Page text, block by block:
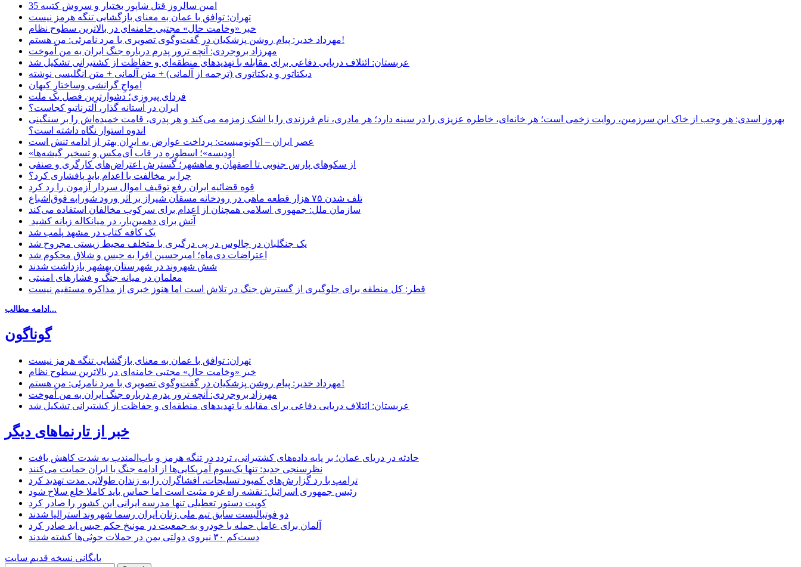
35 امین سالروز قتل شاپور بختیار و سروش کتیبه
تهران: توافق با عمان به معنای بازگشایی تنگه هرمز نیست
خبر «وخامت حال» مجتبی خامنه‌ای در بالاترین سطوح نظام
مهرداد خدیر: پیام روشن پزشکیان در گفت‌و‌گوی تصویری با مرد نامرئی: من هستم!
مهرزاد بروجردی: آنچه ترور پدرم درباره جنگ ایران به من آموخت
عربستان: ائتلاف دریایی دفاعی برای مقابله با تهدیدهای منطقه‌ای و حفاظت از کشتیرانی تشکیل شد
دیکتاتور و دیکتاتوری (ترجمه از آلمانی) + متن آلمانی + متن انگلیسی نوشته
‌امواجِ گرانشی وساختارِ کیهان
فردای پیروزی؛ دشوارترین فصل یک ملت
ایران در آستانه گذار، آلترناتیو کجاست؟
بهروز اسدی: هر وجب از خاک‌ این سرزمین، روایت زخمی است؛ هر خانه‌ای، خاطره عزیزی را در سینه دارد؛ هر مادری، نام فرزندی را با اشک زمزمه می‌کند و هر پدری، قامت خمیده‌اش را بر سنگینی
اندوه استوار نگاه داشته است؟
عصر ایران – اکونومیست: پرداخت عوارض به ایران بهتر از ادامه تنش است
«اودیسه»؛ اسطوره در قاب آی‌مکس و تسخیر گیشه‌ها
از سکوهای پارس جنوبی تا اصفهان و ماهشهر؛ گسترش اعتراض‌های کارگری و صنفی
چرا بر مخالفت با اعدام باید پافشاری کرد؟
قوه قضائیه ایران رفع توقیف اموال سردار آزمون را رد کرد
تلف شدن ۷۵ هزار قطعه ماهی در رودخانه مسقان شیراز بر اثر ورود شورابه فوق‌اشباع
سازمان ملل: جمهوری اسلامی همچنان از اعدام برای سرکوب مخالفان استفاده می‌کند
آتش برای دهمین‌بار، در میانکاله زبانه کشید
یک کافه کتاب در مشهد پلمب شد
یک جنگلبان در چالوس در پی درگیری با متخلف محیط زیستی مجروح شد
اعتراضات دی‌ماه؛ امیرحسین افرا به حبس و شلاق محکوم شد
شش شهروند در شهرستان بهشهر بازداشت شدند
معلمان در میانه جنگ و فشارهای امنیتی
قطر: کل منطقه برای جلوگیری از گسترش جنگ در تلاش است اما هنوز خبری از مذاکره مستقیم نیست
ادامه مطالب...
گوناگون
تهران: توافق با عمان به معنای بازگشایی تنگه هرمز نیست
خبر «وخامت حال» مجتبی خامنه‌ای در بالاترین سطوح نظام
مهرداد خدیر: پیام روشن پزشکیان در گفت‌و‌گوی تصویری با مرد نامرئی: من هستم!
مهرزاد بروجردی: آنچه ترور پدرم درباره جنگ ایران به من آموخت
عربستان: ائتلاف دریایی دفاعی برای مقابله با تهدیدهای منطقه‌ای و حفاظت از کشتیرانی تشکیل شد
خبر از تارنماهای دیگر
حادثه در دریای عمان؛ بر پایه داده‌های کشتیرانی، تردد در تنگه هرمز و باب‌المندب به شدت کاهش یافت
نظرسنجی جدید: تنها یک‌سوم آمریکایی‌ها از ادامه جنگ با ایران حمایت می‌کنند
ترامپ با رد گزارش‌های کمبود تسلیحات، افشاگران را به زندان طولانی مدت تهدید کرد
رئیس‌ جمهوری اسرائیل: نقشه راه غزه مثبت است اما حماس باید کاملا خلع سلاح شود
کویت دستور تعطیلی تنها مدرسه ایرانی این کشور را صادر کرد
دو فوتبالیست سابق تیم ملی زنان ایران رسما شهروند استرالیا شدند
آلمان برای عامل حمله با خودرو به جمعیت در مونیخ حکم حبس ابد صادر کرد
دست‌کم ۳۰ نیروی دولتی یمن در حملات حوثی‌ها کشته شدند
بایگانی نسخه قدیم سایت